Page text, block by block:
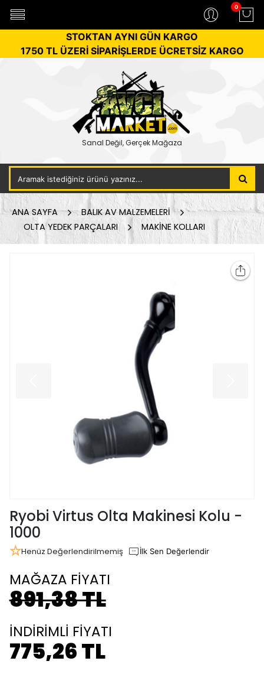
0
STOKTAN AYNI GÜN KARGO
1750 TL ÜZERİ SİPARİŞLERDE ÜCRETSİZ KARGO
Sanal Değil, Gerçek Mağaza
ANA SAYFA
BALIK AV MALZEMELERİ
OLTA YEDEK PARÇALARI
MAKİNE KOLLARI
Ryobi Virtus Olta Makinesi Kolu -
1000
Henüz Değerlendirilmemiş İlk Sen Değerlendir
MAĞAZA FİYATI
891,38 TL
İNDİRİMLİ FİYATI
775,26 TL